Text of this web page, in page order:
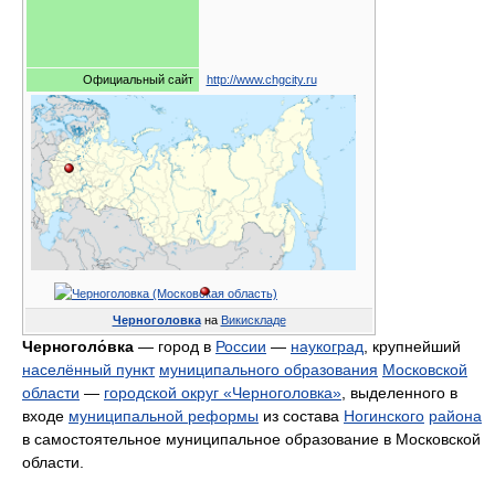
Официальный сайт http://www.chgcity.ru
Черноголовкана Викискладе
Черноголо́вка — город в России — наукоград , крупнейший
населённый пункт муниципального образования Московской
области — городской округ «Черноголовка» , выделенного в
входе муниципальной реформы из состава Ногинского района
в самостоятельное муниципальное образование в Московской
области.